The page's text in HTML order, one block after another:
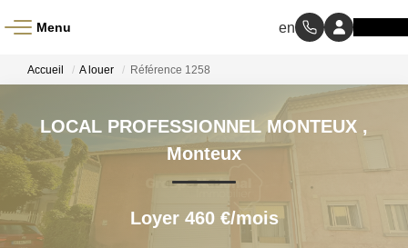
Menu
À LOUER
NOS MÉTIERS
Accueil A louer Référence 1258
LOCAL PROFESSIONNEL MONTEUX ,
Monteux
Loyer 460 €/mois